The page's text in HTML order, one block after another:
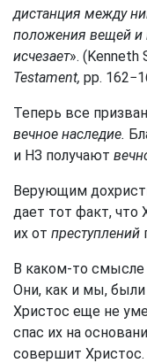
дистанция между
положения вещей и
исчезает». (Kenneth
Testament, pp.
Теперь все
вечное наследие.
и НЗ получают
Верующим
дает тот факт, что
их от преступлений
В каком-то смысле
Они, как и мы,
Христос еще не
спас их на
совершит Христос.